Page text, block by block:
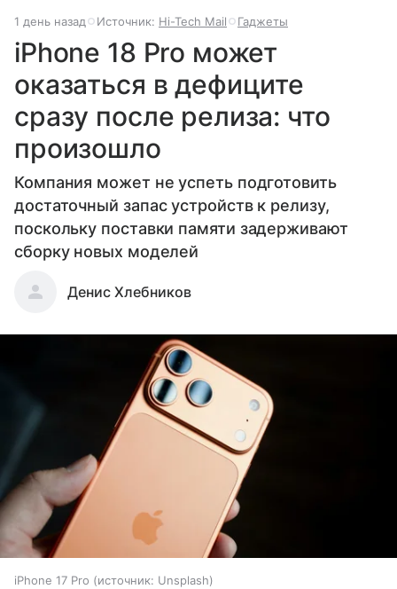
1 день назад Источник: Hi-Tech Mail Гаджеты
iPhone 18 Pro может
оказаться в дефиците
сразу после релиза: что
произошло
Компания может не успеть подготовить
достаточный запас устройств к релизу,
поскольку поставки памяти задерживают
сборку новых моделей
Денис Хлебников
iPhone 17 Pro источник: Unsplash